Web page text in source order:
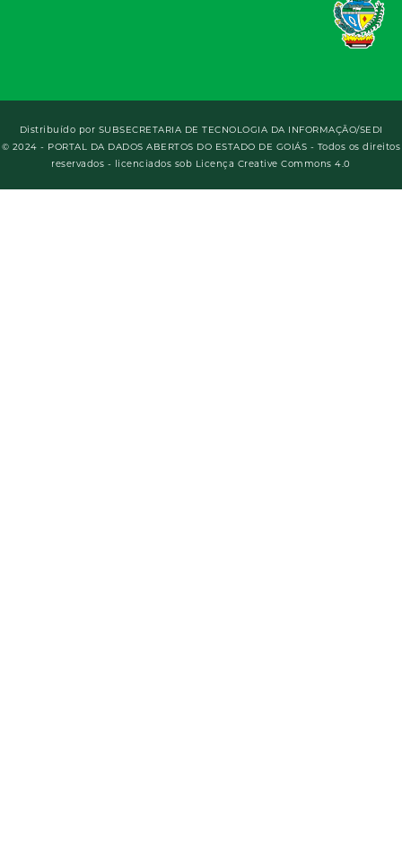
Distribuído por SUBSECRETARIA DE TECNOLOGIA DA INFORMAÇÃO/SEDI
© 2024 - PORTAL DA DADOS ABERTOS DO ESTADO DE GOIÁS - Todos os direitos
reservados - licenciados sob Licença Creative Commons 4.0